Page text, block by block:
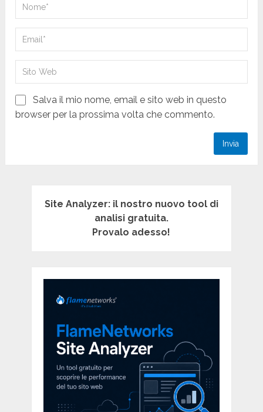
Salva il mio nome, email e sito web in questo
browser per la prossima volta che commento.
Site Analyzer: il nostro nuovo tool di
analisi gratuita.
Provalo adesso!